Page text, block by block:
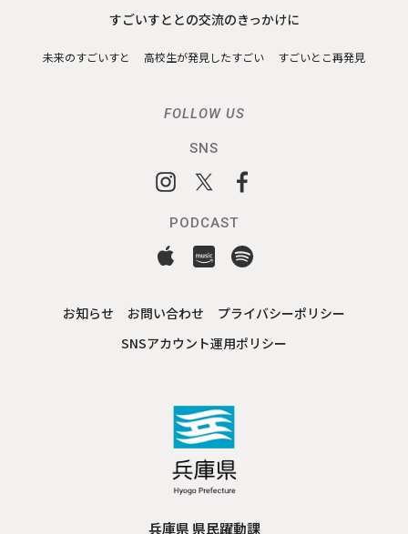
すごいすととの交流のきっかけに
未来のすごいすと 高校生が発見したすごい すごいとこ再発見
FOLLOW US
SNS
PODCAST
お知らせ お問い合わせ
プライバシーポリシー
SNSアカウント運用ポリシー
兵庫県 県民躍動課